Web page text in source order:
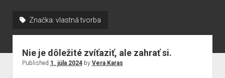
O mne
Značka: vlastná tvorba
Nie je dôležité zvíťaziť, ale zahrať si.
Published 1. júla 2024by Vera Karas